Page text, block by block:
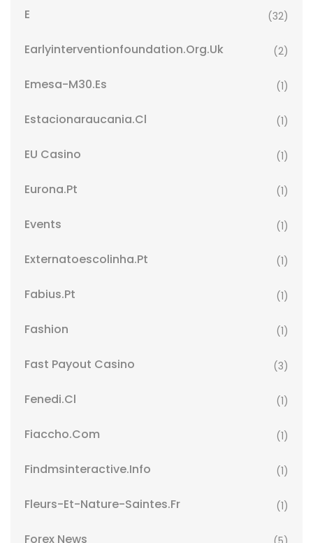
E (32)
Earlyinterventionfoundation.org.uk (2)
Emesa-M30.es (1)
Estacionaraucania.cl (1)
EU Casino (1)
Eurona.pt (1)
Events (1)
Externatoescolinha.pt (1)
Fabius.pt (1)
Fashion (1)
Fast Payout Casino (3)
Fenedi.cl (1)
Fiaccho.com (1)
Findmsinteractive.info (1)
Fleurs-Et-Nature-Saintes.fr (1)
Forex News